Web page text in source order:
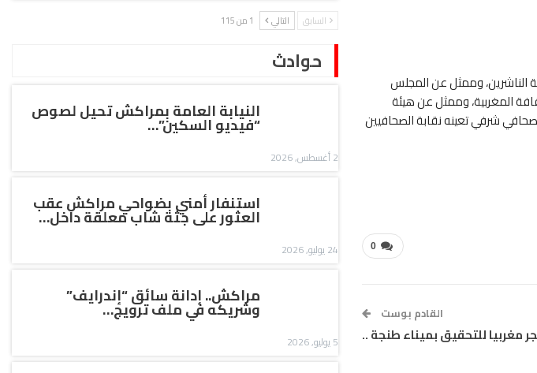
الوطني للصحافة يتكون من 21 عضوا، 7 منهم عن الصحفيين المهنيين، و7 عن هيئة الناشرين، وممثل عن المجلس
المغربية، وممثل عن هيئة
شرفي تعينه نقابة الصحافيين
0
القادم بوست
مغربيا للتحقيق بميناء طنجة ..
السابق التالي 1 من 115
حوادث
النيابة العامة بمراكش تحيل لصوص
“فيديو السكين”…
2 أغسطس, 2026
استنفار أمني بضواحي مراكش عقب
العثور على جثة شاب معلقة داخل…
24 يوليو, 2026
مراكش.. إدانة سائق “إندرايف”
وشريكه في ملف ترويج…
5 يوليو, 2026